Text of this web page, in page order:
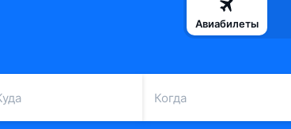
Авиабилеты
Когда